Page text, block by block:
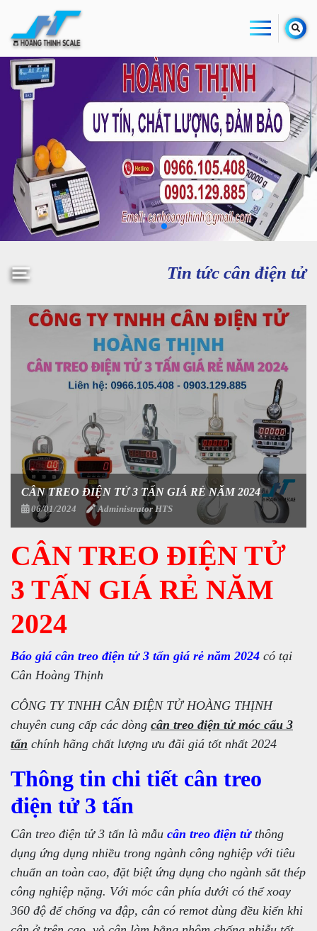
Tin tức cân điện tử
CÂN TREO ĐIỆN TỬ 3 TẤN GIÁ RẺ NĂM 2024
06/01/2024 Administrator HTS
CÂN TREO ĐIỆN TỬ
3 TẤN GIÁ RẺ NĂM
2024
Báo giá cân treo điện tử 3 tấn giá rẻ năm 2024 có tại
Cân Hoàng Thịnh
CÔNG TY TNHH CÂN ĐIỆN TỬ HOÀNG THỊNH
chuyên cung cấp các dòng cân treo điện tử móc cẩu 3
tấn chính hãng chất lượng ưu đãi giá tốt nhất 2024
Thông tin chi tiết cân treo
điện tử 3 tấn
Cân treo điện tử 3 tấn là mẫu cân treo điện tửthông
dụng ứng dụng nhiều trong ngành công nghiệp với tiêu
chuẩn an toàn cao, đặt biệt ứng dụng cho ngành sắt thép
công nghiệp nặng. Với móc cân phía dưới có thể xoay
360 độ để chống va đập, cân có remot dùng đều kiển khi